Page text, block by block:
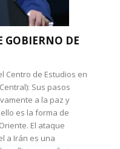
GOBIERNO DE
Centro de Estudios en
Sus pasos
a la paz y
es la forma de
El ataque
a Irán es una